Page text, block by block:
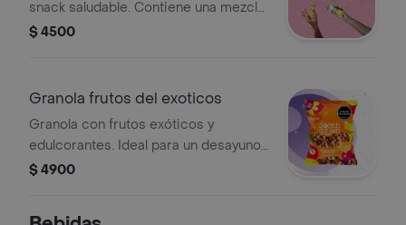
snack saludable. Contiene una mezcla
de nueces y semillas.
$ 4500
Granola frutos del exoticos
Granola con frutos exóticos y
edulcorantes. Ideal para un desayuno
o snack saludable.
$ 4900